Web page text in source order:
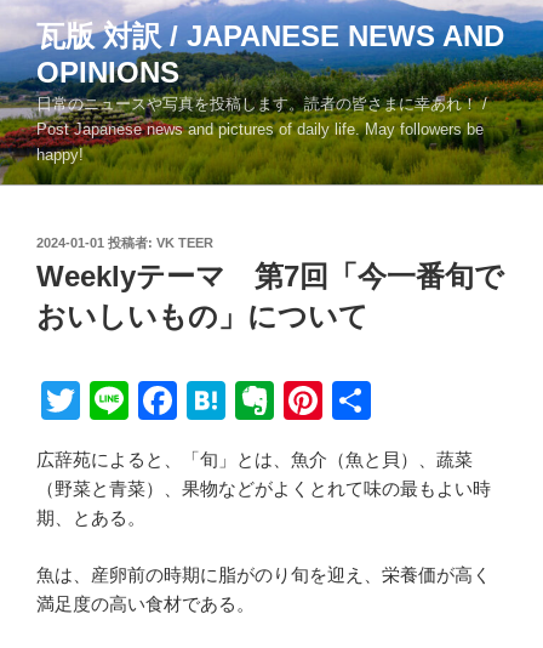
ン
ン
ツ
へ
ス
瓦版 対訳 / JAPANESE NEWS AND
OPINIONS
日常のニュースや写真を投稿します。読者の皆さまに幸あれ！ /
Post Japanese news and pictures of daily life. May followers be
happy!
投
稿
日:
2024-01-01 投稿者: VK TEER
Weeklyテーマ 第7回「今一番旬で
おいしいもの」について
T
wi
tt
er
Li
e
F
a
c
b
o
H
e
a
E
er
ot
e
Pi
nt
er
st
有
広辞苑によると、「旬」とは、魚介（魚と貝）、蔬菜
（野菜と青菜）、果物などがよくとれて味の最もよい時
期、とある。
魚は、産卵前の時期に脂がのり旬を迎え、栄養価が高く
満足度の高い食材である。